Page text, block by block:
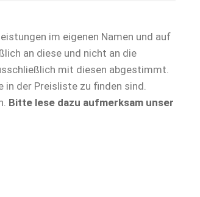
im eigenen Namen und auf
an diese und nicht an die
mit diesen abgestimmt.
in der Preisliste zu finden sind.
Bitte lese dazu aufmerksam unser